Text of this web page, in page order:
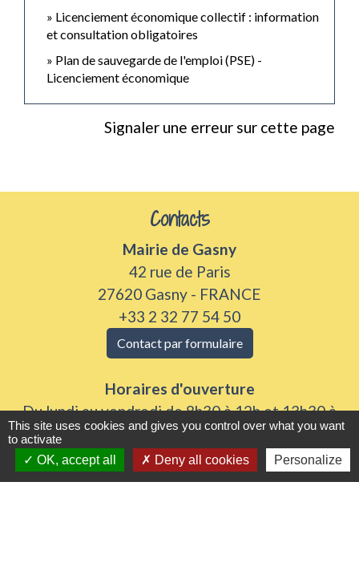
Licenciement économique collectif : information
et consultation obligatoires
Plan de sauvegarde de l'emploi (PSE) -
Licenciement économique
Signaler une erreur sur cette page
Contacts
Mairie de Gasny
42 rue de Paris
27620 Gasny - FRANCE
+33 2 32 77 54 50
Contact par formulaire
Horaires d'ouverture
Du lundi au vendredi de 8h30 à 12h et 13h30 à
17h30
Samedi 8h30 à 12h
This site uses cookies and gives you control over what you want
to activate
OK, accept all
Deny all cookies Personalize